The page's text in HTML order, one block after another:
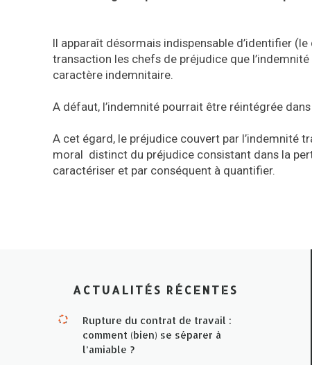
Il apparaît désormais indispensable d’identifier
transaction les chefs de préjudice que
caractère indemnitaire.
A défaut, l’indemnité pourrait être réintégrée
A cet égard, le préjudice couvert par l’indemnité
moral distinct du préjudice consistant dans la
caractériser et par conséquent à quantifier.
ACTUALITÉS RÉCENTES
Rupture du contrat de travail :
comment (bien) se séparer à
l’amiable ?